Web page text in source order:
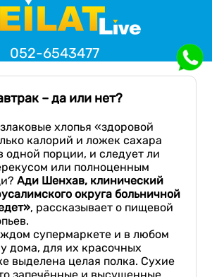
052-6543477
– да или нет?
хлопья «здоровой
калорий и ложек сахара
одной порции, и следует ли
или полноценным
Ади Шенхав, клинический
округа больничной
, рассказывает о пищевой
супермаркете и в любом
дома, для их красочных
выделена целая полка. Сухие